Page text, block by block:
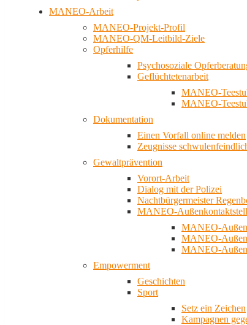
MANEO-Arbeit
MANEO-Projekt-Profil
MANEO-QM-Leitbild-Ziele
Opferhilfe
Psychosoziale
Geflüchtetenarbeit
MANEO-
MANEO-
Dokumentation
Einen Vorfall online melden
Zeugnisse
Gewaltprävention
Vorort-Arbeit
Dialog mit der Polizei
Nachtbürgermeister
MANEO-
MANEO-
MANEO-
MANEO-
Empowerment
Geschichten
Sport
Setz ein Zeichen
Kampagnen